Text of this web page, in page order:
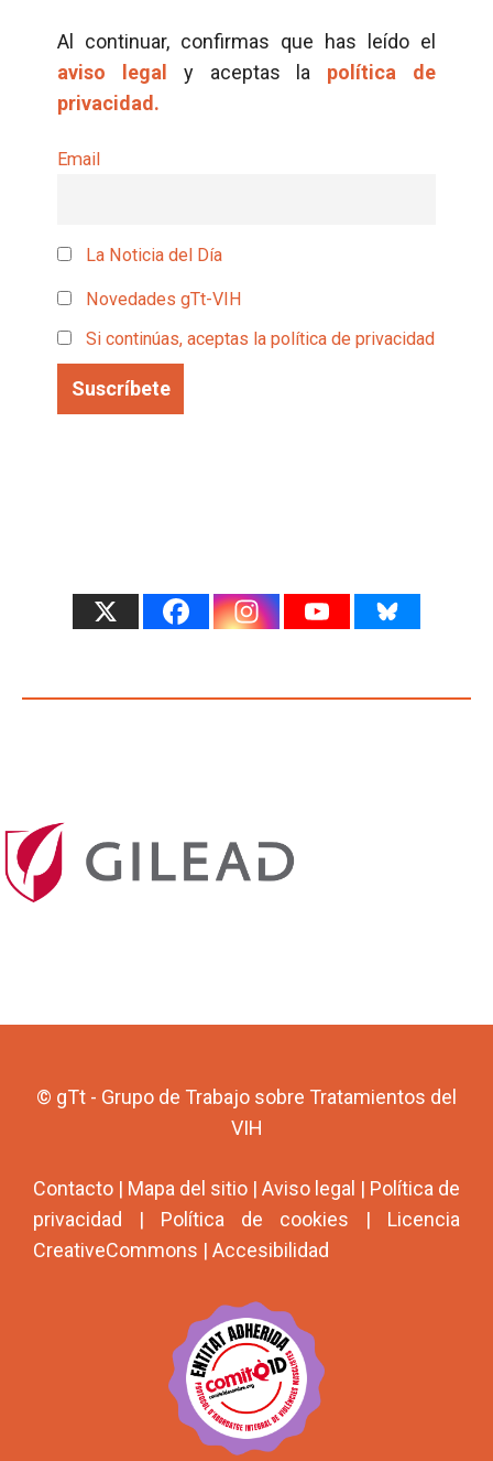
Al continuar, confirmas que has leído el
aviso legal
y aceptas la política de
privacidad.
Email
La Noticia del Día
Novedades gTt-VIH
Si continúas, aceptas la política de privacidad
© gTt - Grupo de Trabajo sobre Tratamientos del
VIH
Contacto | Mapa del sitio | Aviso legal | Política de
privacidad | Política de cookies | Licencia
CreativeCommons | Accesibilidad